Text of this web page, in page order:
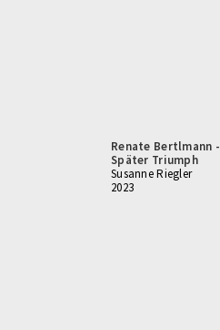
Renate Bertlmann -
Später Triumph
Susanne Riegler
2023